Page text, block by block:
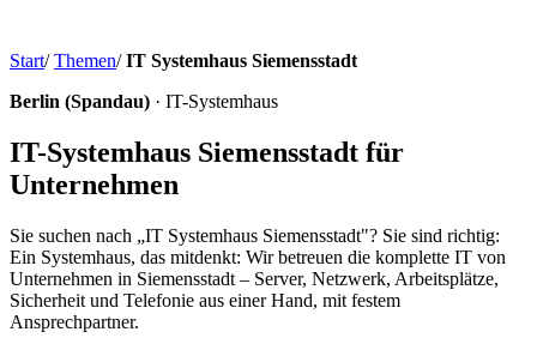
Start/ Themen/ IT Systemhaus Siemensstadt
Berlin (Spandau) · IT-Systemhaus
IT-Systemhaus Siemensstadt für
Unternehmen
Sie suchen nach „IT Systemhaus Siemensstadt"? Sie sind richtig:
Ein Systemhaus, das mitdenkt: Wir betreuen die komplette IT von
Unternehmen in Siemensstadt – Server, Netzwerk, Arbeitsplätze,
Sicherheit und Telefonie aus einer Hand, mit festem
Ansprechpartner.